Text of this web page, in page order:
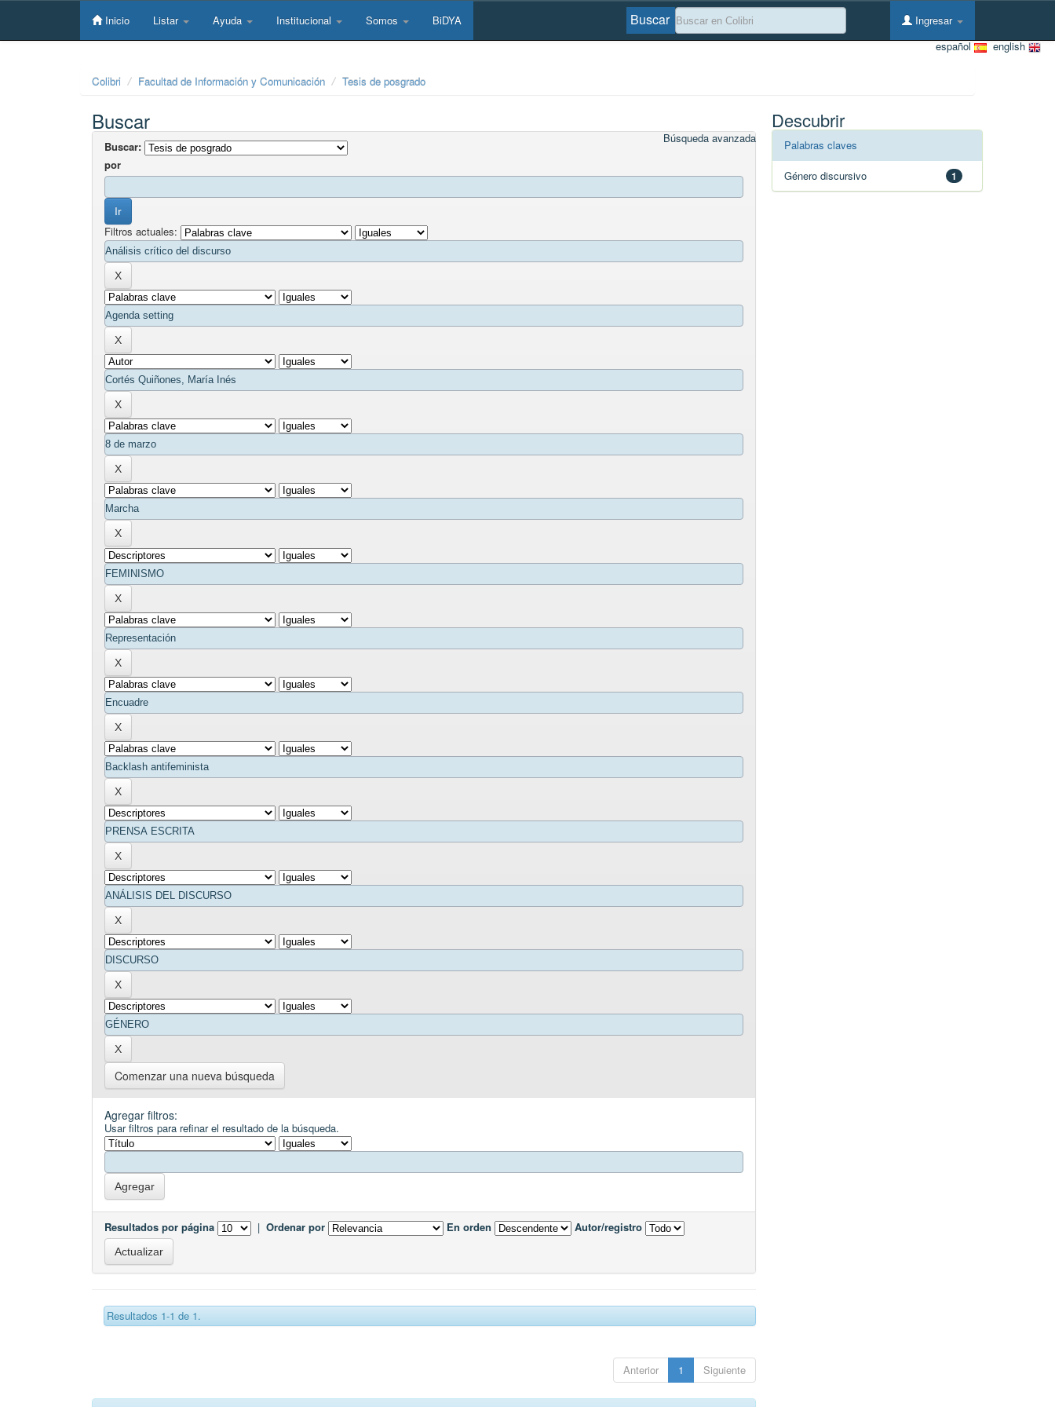
Skip
Inicio Listar Ayuda Institucional Somos BiDYA Ingresar
Buscar
english
español
Colibri Facultad de Información y Comunicación Tesis de posgrado
Buscar
Búsqueda avanzada
Buscar:
por
Filtros actuales:
Comenzar una nueva búsqueda
Agregar filtros:
Usar filtros para refinar el resultado de la búsqueda.
Resultados por página | Ordenar por En orden Autor/registro
Resultados 1-1 de 1.
Anterior 1 Siguiente
Descubrir
Palabras claves
1
Género discursivo